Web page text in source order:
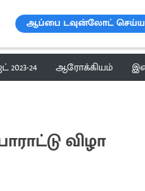
ஆப்பை டவுன்லோட்
24 ஆரோக்கியம்
விழா